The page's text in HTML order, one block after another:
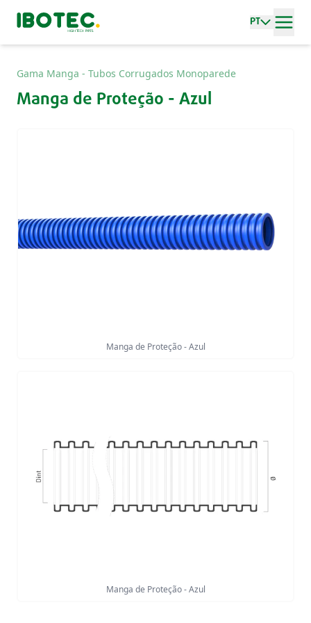
PT
Gama Manga - Tubos Corrugados Monoparede
Manga de Proteção - Azul
Manga de Proteção - Azul
Manga de Proteção - Azul